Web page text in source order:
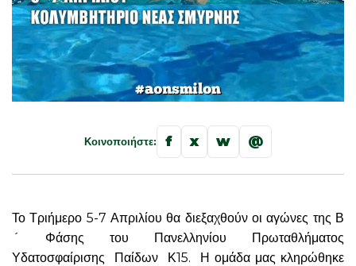
Κοινοποιήστε: f x w @
Το Τριήμερο 5-7 Απριλίου θα διεξαχθούν οι αγώνες της Β
´ Φάσης του Πανελληνίου Πρωταθλήματος
Υδατοσφαίρισης Παίδων Κ15. Η ομάδα μας κληρώθηκε